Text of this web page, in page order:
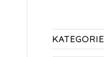
KATEGORIE